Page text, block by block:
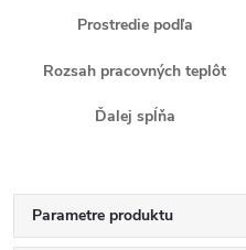
Prostredie podľa
Rozsah pracovných teplôt
Ďalej spĺňa
Parametre produktu